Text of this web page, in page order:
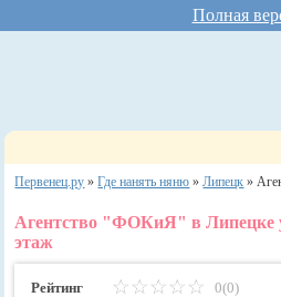
Полная
Первенец.ру »Где нанять няню »Липецк »
Агентство "ФОКиЯ" в Липецке
этаж
Рейтинг
0(0)